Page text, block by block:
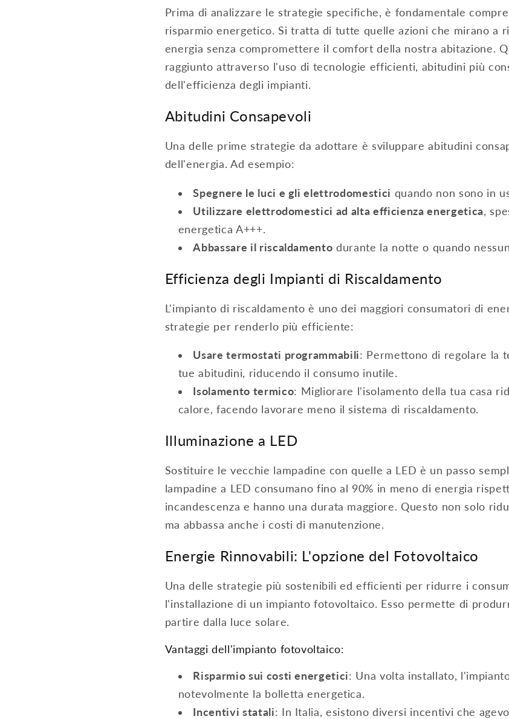
Prima di analizzare le strategie specifiche, è fondamentale
risparmio energetico. Si tratta di tutte quelle azioni che mirano a
energia senza compromettere il comfort della nostra abitazione.
raggiunto attraverso l'uso di tecnologie efficienti, abitudini più
dell'efficienza degli impianti.
Abitudini Consapevoli
Una delle prime strategie da adottare è sviluppare abitudini
dell'energia. Ad esempio:
Spegnere le luci e gli elettrodomestici quando non sono in
Utilizzare elettrodomestici ad alta efficienza energetica,
energetica A+++.
Abbassare il riscaldamento durante la notte o quando
Efficienza degli Impianti di Riscaldamento
L'impianto di riscaldamento è uno dei maggiori consumatori di
strategie per renderlo più efficiente:
Usare termostati programmabili: Permettono di regolare la
tue abitudini, riducendo il consumo inutile.
Isolamento termico: Migliorare l'isolamento della tua casa
calore, facendo lavorare meno il sistema di riscaldamento.
Illuminazione a LED
Sostituire le vecchie lampadine con quelle a LED è un passo
lampadine a LED consumano fino al 90% in meno di energia
incandescenza e hanno una durata maggiore. Questo non solo
ma abbassa anche i costi di manutenzione.
Energie Rinnovabili: L'opzione del Fotovoltaico
Una delle strategie più sostenibili ed efficienti per ridurre i
l'installazione di un impianto fotovoltaico. Esso permette di
partire dalla luce solare.
Vantaggi dell'impianto fotovoltaico:
Risparmio sui costi energetici: Una volta installato,
notevolmente la bolletta energetica.
Incentivi statali: In Italia, esistono diversi incentivi che